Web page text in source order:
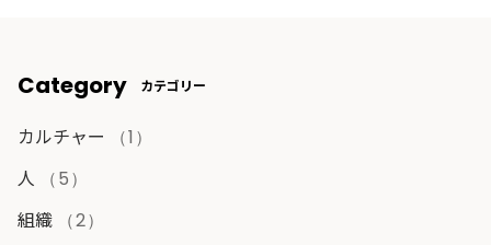
Category カテゴリー
カルチャー （1）
人 （5）
組織 （2）